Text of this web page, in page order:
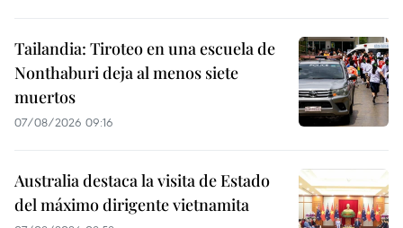
Tailandia: Tiroteo en una escuela de
Nonthaburi deja al menos siete
muertos
07/08/2026 09:16
Australia destaca la visita de Estado
del máximo dirigente vietnamita